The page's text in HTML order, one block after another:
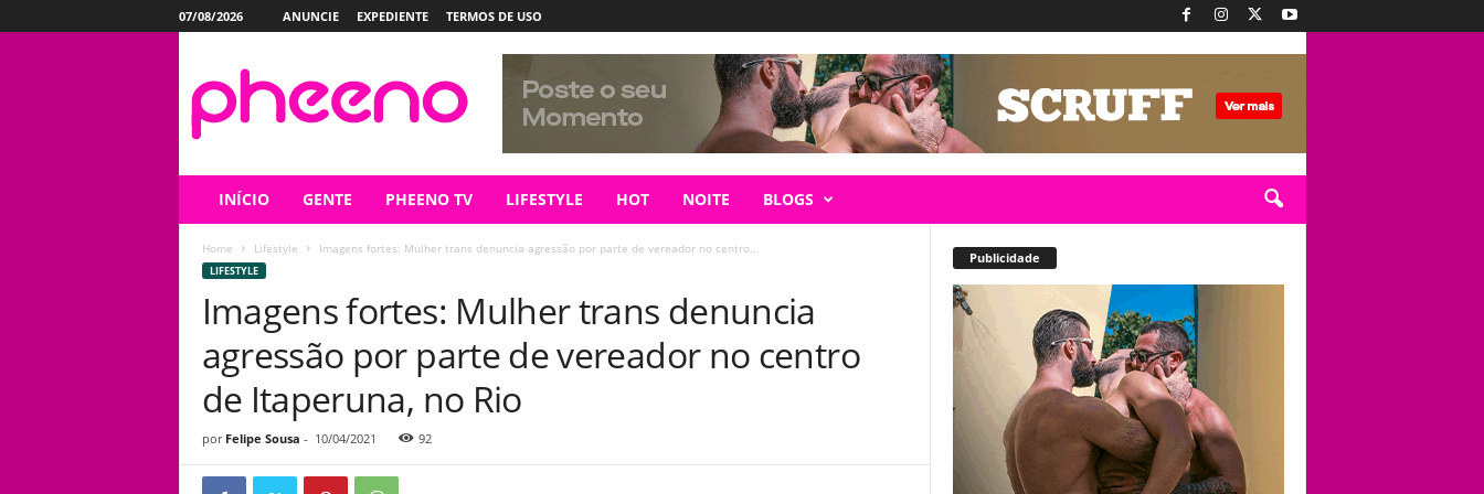
07/08/2026 ANUNCIE EXPEDIENTE TERMOS DE USO
INÍCIO GENTE PHEENO TV LIFESTYLE HOT NOITE BLOGS
Home Lifestyle Imagens fortes: Mulher trans denuncia agressão por parte de vereador no centro...
LIFESTYLE
Imagens fortes: Mulher trans denuncia
agressão por parte de vereador no centro
de Itaperuna, no Rio
por Felipe Sousa - 10/04/2021 92
Publicidade